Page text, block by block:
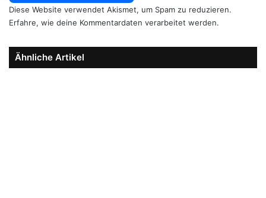
Diese Website verwendet Akismet, um Spam zu reduzieren.
Erfahre, wie deine Kommentardaten verarbeitet werden.
Ähnliche Artikel